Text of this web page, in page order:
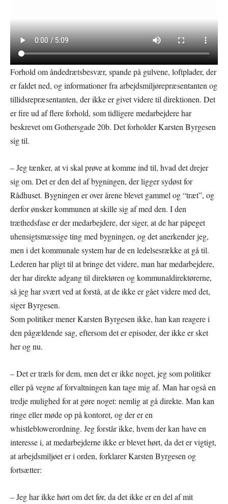
Forhold om åndedrætsbesvær, spande på gulvene, loftplader, der
er faldet ned, og informationer fra arbejdsmiljørepræsentanten og
tillidsrepræsentanten, der ikke er givet videre til direktionen. Det
er fire ud af flere forhold, som tidligere medarbejdere har
beskrevet om Gothersgade 20b. Det forholder Karsten Byrgesen
sig til.
– Jeg tænker, at vi skal prøve at komme ind til, hvad det drejer
sig om. Det er den del af bygningen, der ligger sydøst for
Rådhuset. Bygningen er over årene blevet gammel og “træt”, og
derfor ønsker kommunen at skille sig af med den. I den
træthedsfase er der medarbejdere, der siger, at de har påpeget
uhensigtsmæssige ting med bygningen, og det anerkender jeg,
men i det kommunale system har de en ledelsesrække at gå til.
Lederen har pligt til at bringe det videre, man har medarbejdere,
der har direkte adgang til direktøren og kommunaldirektørerne,
så jeg har svært ved at forstå, at de ikke er gået videre med det,
siger Byrgesen.
Som politiker mener Karsten Byrgesen ikke, han kan reagere i
den pågældende sag, eftersom det er episoder, der ikke er sket
her og nu.
– Det er træls for dem, men det er ikke noget, jeg som politiker
eller på vegne af forvaltningen kan tage mig af. Man har også en
tredje mulighed for at gøre noget: nemlig at gå direkte. Man kan
ringe eller møde op på kontoret, og der er en
whistleblowerordning. Jeg forstår ikke, hvem der kan have en
interesse i, at medarbejderne ikke er blevet hørt, da det er vigtigt,
at arbejdsmiljøet er i orden, forklarer Karsten Byrgesen og
fortsætter:
– Jeg har ikke hørt om det før, da det ikke er en del af mit